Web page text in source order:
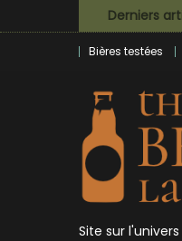
to
Derniers
Bières testées
Site sur